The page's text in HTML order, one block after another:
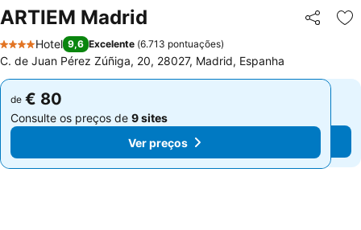
ARTIEM Madrid Partilhar
4 Estrelas
Hotel 9,6 Excelente (6.713 pontuações)
C. de Juan Pérez Zúñiga, 20, 28027, Madrid, Espanha
de € 80
Consulte os preços de 9 sites
Ver preços
de € 80
Consulte os preços de 9 sites
Ver preços